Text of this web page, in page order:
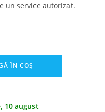
un service autorizat.
ÎN COȘ
10 august